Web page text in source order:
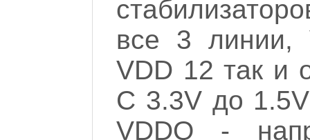
все 3
VDD 12 так и
С 3.3V до
VDDQ -